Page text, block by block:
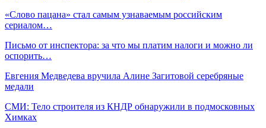
«Слово пацана» стал самым узнаваемым российским
сериалом…
Письмо от инспектора: за что мы платим налоги и можно ли
оспорить…
Евгения Медведева вручила Алине Загитовой серебряные
медали
СМИ: Тело строителя из КНДР обнаружили в подмосковных
Химках